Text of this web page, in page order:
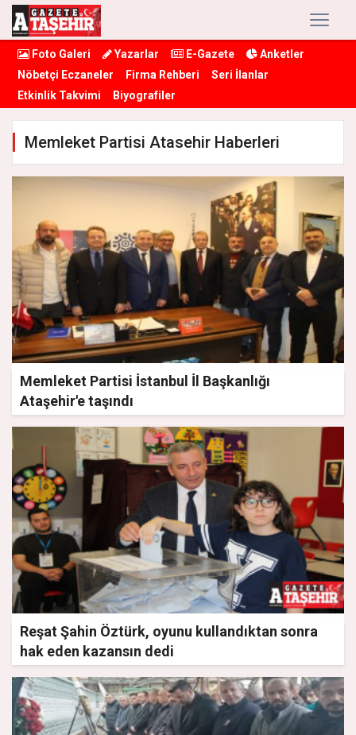
Foto Galeri Yazarlar E-Gazete
Anketler
Nöbetçi Eczaneler
Firma Rehberi
Seri İlanlar
Etkinlik Takvimi
Biyografiler
Memleket Partisi Atasehir Haberleri
Memleket Partisi İstanbul İl Başkanlığı
Ataşehir'e taşındı
Reşat Şahin Öztürk, oyunu kullandıktan sonra
hak eden kazansın dedi